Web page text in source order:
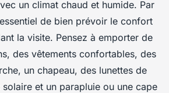
un climat chaud et humide. Par
de bien prévoir le confort
la visite. Pensez à emporter de
des vêtements confortables, des
un chapeau, des lunettes de
et un parapluie ou une cape